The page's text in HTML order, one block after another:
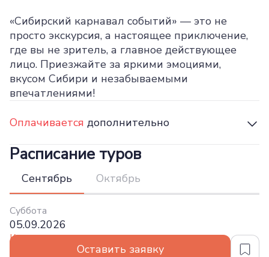
«Сибирский карнавал событий» — это не
просто экскурсия, а настоящее приключение,
где вы не зритель, а главное действующее
лицо. Приезжайте за яркими эмоциями,
вкусом Сибири и незабываемыми
впечатлениями!
Оплачивается дополнительно
Расписание туров
Сентябрь Октябрь
Суббота
05.09.2026
Континент
Оставить заявку